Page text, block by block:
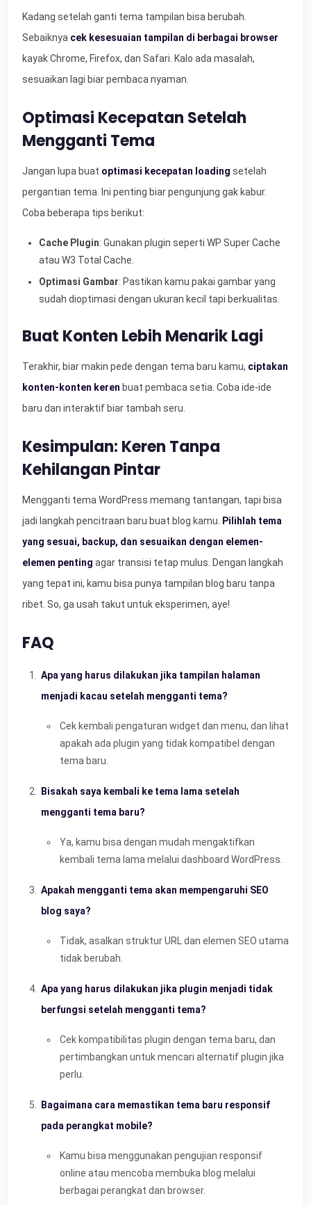
Kadang setelah ganti tema tampilan bisa berubah.
Sebaiknya cek kesesuaian tampilan di berbagai browser
kayak Chrome, Firefox, dan Safari. Kalo ada masalah,
sesuaikan lagi biar pembaca nyaman.
Optimasi Kecepatan Setelah
Mengganti Tema
Jangan lupa buat optimasi kecepatan loading setelah
pergantian tema. Ini penting biar pengunjung gak kabur.
Coba beberapa tips berikut:
Cache Plugin: Gunakan plugin seperti WP Super Cache
atau W3 Total Cache.
Optimasi Gambar: Pastikan kamu pakai gambar yang
sudah dioptimasi dengan ukuran kecil tapi berkualitas.
Buat Konten Lebih Menarik Lagi
Terakhir, biar makin pede dengan tema baru kamu, ciptakan
konten-konten keren buat pembaca setia. Coba ide-ide
baru dan interaktif biar tambah seru.
Kesimpulan: Keren Tanpa
Kehilangan Pintar
Mengganti tema WordPress memang tantangan, tapi bisa
jadi langkah pencitraan baru buat blog kamu.
Pilihlah tema
yang sesuai, backup, dan sesuaikan dengan elemen-
elemen penting agar transisi tetap mulus. Dengan langkah
yang tepat ini, kamu bisa punya tampilan blog baru tanpa
ribet. So, ga usah takut untuk eksperimen, aye!
FAQ
Apa yang harus dilakukan jika tampilan halaman
menjadi kacau setelah mengganti tema?
Cek kembali pengaturan widget dan menu, dan lihat
apakah ada plugin yang tidak kompatibel dengan
tema baru.
Bisakah saya kembali ke tema lama setelah
mengganti tema baru?
Ya, kamu bisa dengan mudah mengaktifkan
kembali tema lama melalui dashboard WordPress.
Apakah mengganti tema akan mempengaruhi SEO
blog saya?
Tidak, asalkan struktur URL dan elemen SEO utama
tidak berubah.
Apa yang harus dilakukan jika plugin menjadi tidak
berfungsi setelah mengganti tema?
Cek kompatibilitas plugin dengan tema baru, dan
pertimbangkan untuk mencari alternatif plugin jika
perlu.
Bagaimana cara memastikan tema baru responsif
pada perangkat mobile?
Kamu bisa menggunakan pengujian responsif
online atau mencoba membuka blog melalui
berbagai perangkat dan browser.